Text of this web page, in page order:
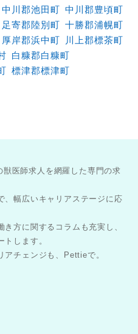
中川郡池田町 中川郡豊頃町
足寄郡陸別町 十勝郡浦幌町
厚岸郡浜中町
川上郡標茶町
白糠郡白糠町
標津郡標津町
医師求人を網羅した専門の求
、幅広いキャリアステージに応
方に関するコラムも充実し、
します。
アチェンジも、Pettieで。